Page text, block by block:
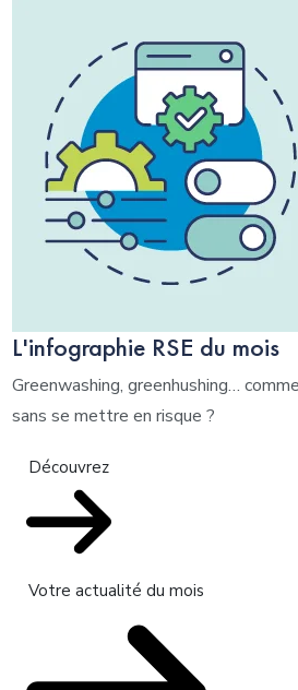
L'infographie RSE du mois
Greenwashing, greenhushing…
sans se mettre en risque ?
Découvrez
Votre actualité du mois